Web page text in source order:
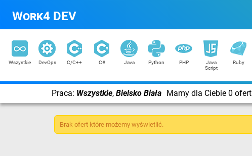
Work4 DEV
Wszystkie DevOps C/C++ C# Java Python PHP
Java
Script
Ruby
Praca: Wszystkie, Bielsko Biała Mamy dla Ciebie 0 ofert
Brak ofert które możemy wyświetlić.